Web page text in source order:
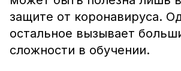
защите от коронавируса.
остальное вызывает
сложности в обучении.